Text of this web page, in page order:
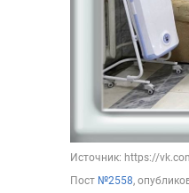
Источник: https://
Пост №2558,